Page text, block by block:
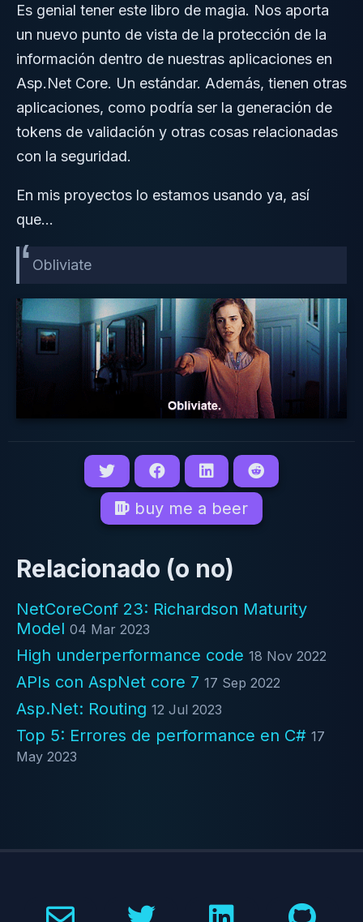
Es genial tener este libro de magia. Nos aporta
un nuevo punto de vista de la protección de la
información dentro de nuestras aplicaciones en
Asp.Net Core. Un estándar. Además, tienen otras
aplicaciones, como podría ser la generación de
tokens de validación y otras cosas relacionadas
con la seguridad.
En mis proyectos lo estamos usando ya, así
que…
Obliviate
buy me a beer
Relacionado (o no)
NetCoreConf 23: Richardson Maturity
Model 04 Mar 2023
High underperformance code 18 Nov 2022
APIs con AspNet core 7 17 Sep 2022
Asp.Net: Routing 12 Jul 2023
Top 5: Errores de performance en C# 17
May 2023